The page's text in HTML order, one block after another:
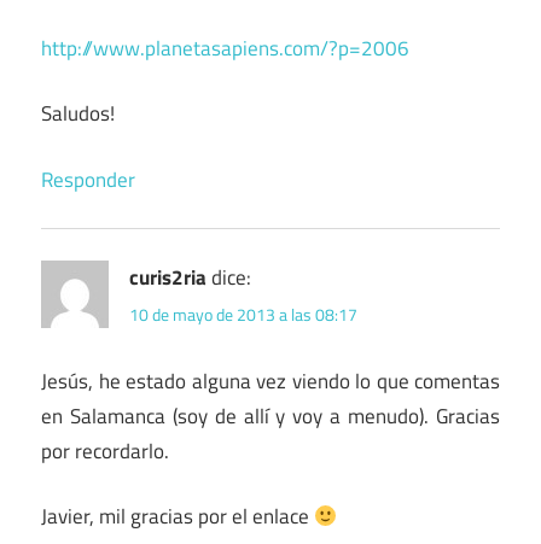
http://www.planetasapiens.com/?p=2006
Saludos!
Responder
curis2riadice:
10 de mayo de 2013 a las 08:17
Jesús, he estado alguna vez viendo lo que comentas
en Salamanca (soy de allí y voy a menudo). Gracias
por recordarlo.
Javier, mil gracias por el enlace